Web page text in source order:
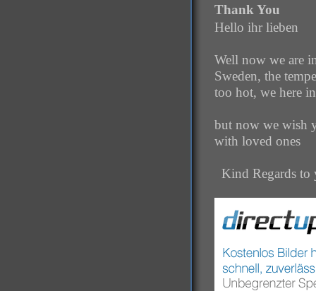
Thank You
Hello ihr lieben
Well now we are
Sweden, the
too hot, we here
but now we wish
with loved ones
Kind Regards